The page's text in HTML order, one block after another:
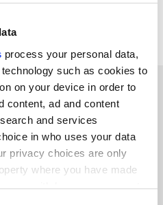
process your personal data,
such as cookies to
on your device in order to
content, ad and content
and services
in who uses your data
privacy choices are only
where you have made
or withdraw your consent
feedback
clients